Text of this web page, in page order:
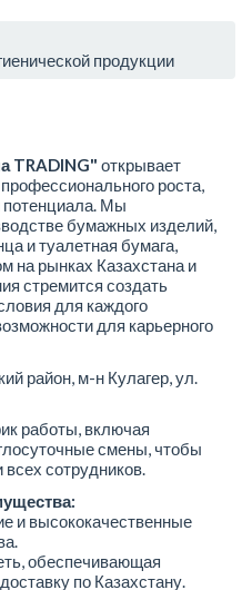
продукции
TRADING" открывает
роста,
потенциала. Мы
бумажных изделий,
и туалетная бумага,
на рынках Казахстана и
стремится создать
для каждого
для карьерного
район, м-н Кулагер, ул.
работы, включая
смены, чтобы
сотрудников.
и высококачественные
обеспечивающая
по Казахстану.